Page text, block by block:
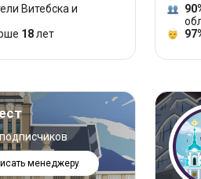
Витебска и
18лет
менеджеру